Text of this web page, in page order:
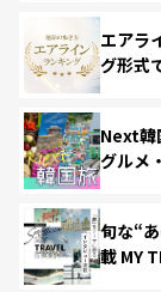
エアラ
グ形式
Next韓
グルメ
旬な“
載 MY